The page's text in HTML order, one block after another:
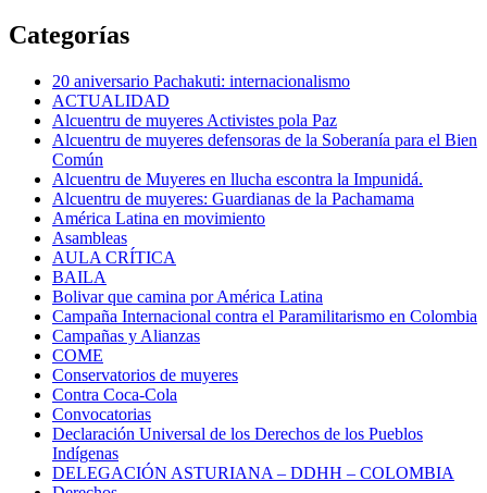
Categorías
20 aniversario Pachakuti: internacionalismo
ACTUALIDAD
Alcuentru de muyeres Activistes pola Paz
Alcuentru de muyeres defensoras de la Soberanía para el Bien
Común
Alcuentru de Muyeres en llucha escontra la Impunidá.
Alcuentru de muyeres: Guardianas de la Pachamama
América Latina en movimiento
Asambleas
AULA CRÍTICA
BAILA
Bolivar que camina por América Latina
Campaña Internacional contra el Paramilitarismo en Colombia
Campañas y Alianzas
COME
Conservatorios de muyeres
Contra Coca-Cola
Convocatorias
Declaración Universal de los Derechos de los Pueblos
Indígenas
DELEGACIÓN ASTURIANA – DDHH – COLOMBIA